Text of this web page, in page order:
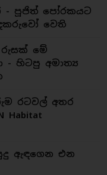
- පූජිත් පෝරකයට
වෙති
රුසක් මේ
හිටපු අමාත්‍ය
රටවල් අතර
Habitat
ඇඳගෙන එන